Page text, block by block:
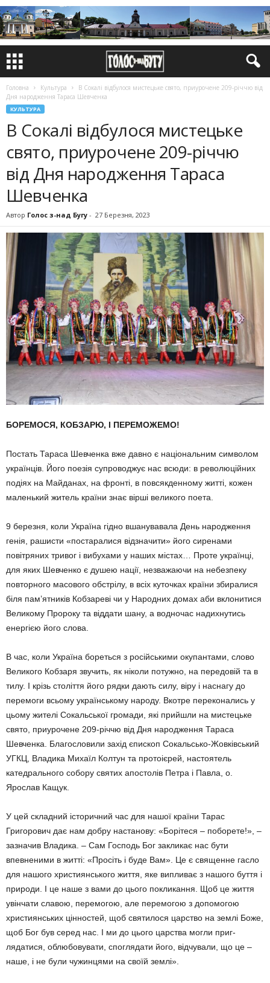
Головна Культура
В Сокалі відбулося мистецьке свято, приуро­чене 209-річчю від
Дня на­род­ження Тараса Шевченка
КУЛЬТУРА
В Сокалі відбулося мистецьке
свято, приуро­чене 209-річчю
від Дня на­род­ження Тараса
Шевченка
Автор Голос з-над Бугу - 27 Березня, 2023
БОРЕМОСЯ, КОБЗАРЮ, І ПЕРЕМОЖЕМО!
Постать Тараса Шевченка вже давно є національним символом
українців. Його поезія супроводжує нас всю­ди: в революційних
подіях на Майданах, на фронті, в повсякденному житті, кожен
маленький житель країни знає вірші великого поета.
9 березня, коли Україна гідно вшанувавала День народження
генія, рашисти «постаралися відзначити» його сиренами
повітряних тривог і вибухами у наших містах… Проте українці,
для яких Шевченко є душею на­ції, незважаючи на небезпеку
повторного масового обстрі­лу, в всіх куточках країни збиралися
біля пам’ятників Кобзареві чи у Народних до­мах аби вклонитися
Велико­му Пророку та віддати шану, а водночас надихнутись
енер­гією його слова.
В час, коли Україна боре­ть­ся з російськими окупанта­ми, слово
Великого Кобзаря звучить, як ніколи потужно, на передовій та в
тилу. І крізь століття його рядки дають си­лу, віру і наснагу до
пере­моги всьому українському народу. Вкотре перекона­лись у
цьому жителі Сокаль­ської громади, які прийшли на мистецьке
свято, приуро­чене 209-річчю від Дня на­род­ження Тараса
Шевченка. Благословили захід єпископ Сокальсько-Жовківський
УГКЦ, Владика Михаїл Кол­тун та протоієрей, настоя­тель
катедрального собору святих апостолів Петра і Павл­а, о.
Ярослав Кащук.
У цей складний історичний час для нашої країни Тарас
Григорович дає нам добру нас­танову: «Борітеся – побо­рете!», –
зазначив Владика. – Сам Господь Бог закликає нас бути
впевненими в житті: «Просіть і буде Вам». Це є священне гасло
для нашого християнського життя, яке випливає з нашого буття і
природи. І це наше з вами до цього покликання. Щоб це життя
увінчати славою, перемогою, але перемогою з допомогою
християнських цінностей, щоб святилося царство на землі Боже,
щоб Бог був серед нас. І ми до цьо­го царства могли приг­
лядатися, облюбовувати, споглядати його, відчували, що це –
наше, і не були чу­жинцями на своїй землі».